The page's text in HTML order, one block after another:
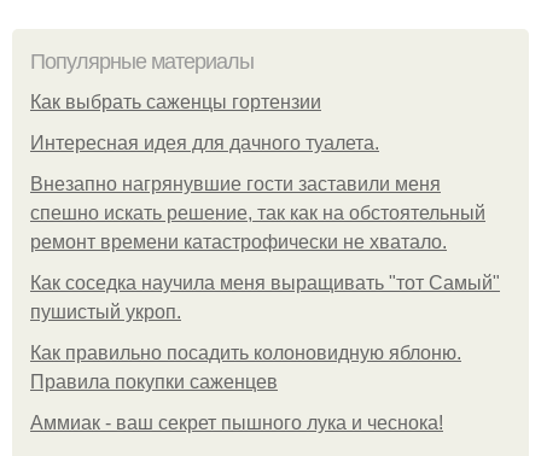
Популярные материалы
Как выбрать саженцы гортензии
Интересная идея для дачного туалета.
Внезапно нагрянувшие гости заставили меня
спешно искать решение, так как на обстоятельный
ремонт времени катастрофически не хватало.
Как соседка научила меня выращивать "тот Самый"
пушистый укроп.
Как правильно посадить колоновидную яблоню.
Правила покупки саженцев
Аммиак - ваш секрет пышного лука и чеснока!